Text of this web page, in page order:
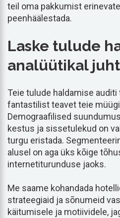
teil oma pakkumist
peenhäälestada.
Laske tulude
analüütikal
Teie tulude haldamise auditi
fantastilist teavet teie
Demograafilised
kestus ja sissetulekud on
turgu eristada.
alusel on aga üks kõige
internetiturunduse jaoks.
Me saame kohandada
strateegiaid ja sõnumeid
käitumisele ja motiividele,